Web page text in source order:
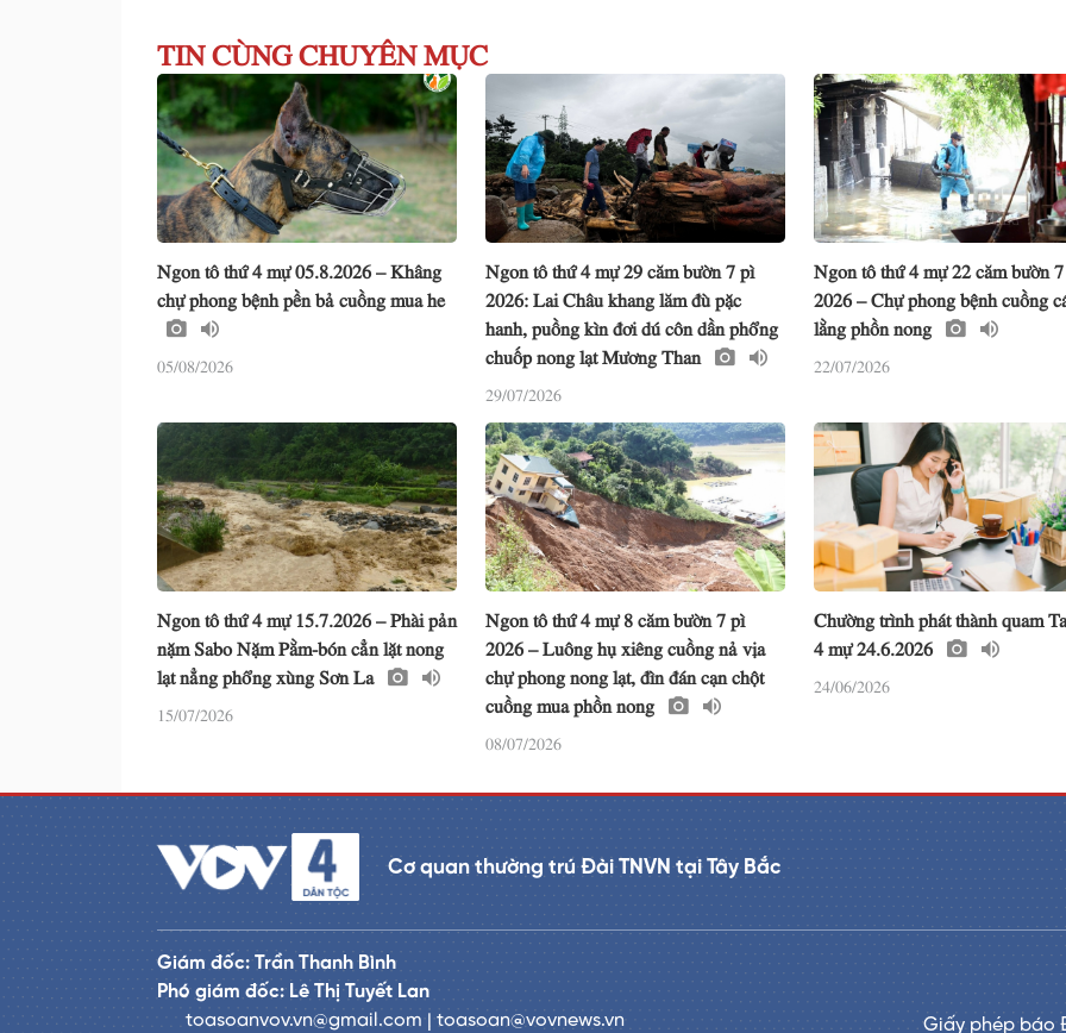
TIN CÙNG CHUYÊN MỤC
Ngon tô thứ 4 mự 05.8.2026 – Khâng
chự phong bệnh pền bả cuồng mua he
05/08/2026
Ngon tô thứ 4 mự 29 căm bườn 7 pì
2026: Lai Châu khang lăm đù pặc
hanh, puồng kìn đơi dú côn dần phổng
chuốp nong lạt Mương Than
29/07/2026
Ngon tô thứ 4 mự 22 căm bườn
2026 – Chự phong bệnh cuồng
lằng phồn nong
22/07/2026
Ngon tô thứ 4 mự 15.7.2026 – Phài pản
nặm Sabo Nặm Pằm-bón cẳn lặt nong
lạt nẳng phổng xùng Sơn La
15/07/2026
Ngon tô thứ 4 mự 8 căm bườn 7 pì
2026 – Luông hụ xiêng cuồng nả vịa
chự phong nong lạt, đìn đán cạn chột
cuồng mua phồn nong
08/07/2026
Chường trình phát thành quam
4 mự 24.6.2026
24/06/2026
Cơ quan thường trú Đài TNVN tại Tây Bắc
Giám đốc: Trần Thanh Bình
Phó giám đốc: Lê Thị Tuyết Lan
toasoanvov.vn@gmail.com | toasoan@vovnews.vn
Giấy phép báo